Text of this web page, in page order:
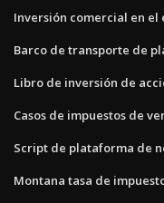
Inversión comercial en
Barco de transporte de
Libro de inversión de
Casos de impuestos de
Script de plataforma de
Montana tasa de